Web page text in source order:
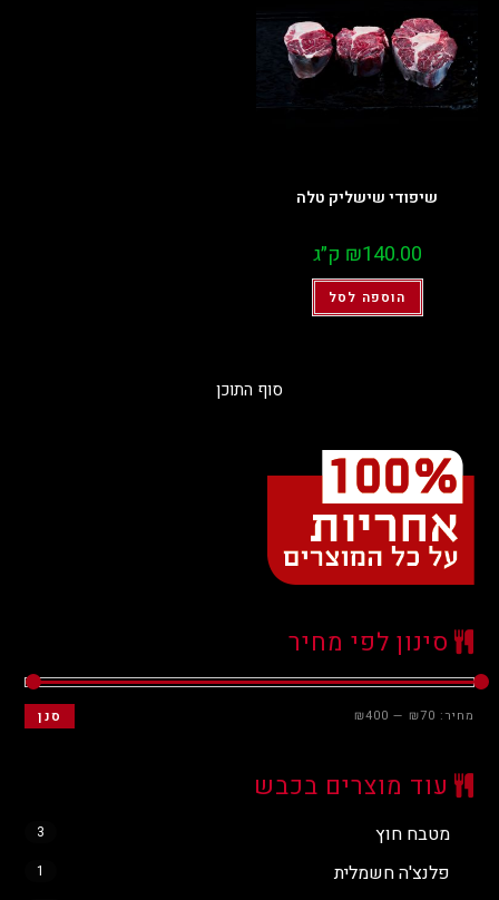
שיפודי שישליק טלה
₪140.00 ק״ג
הוספה לסל
סוף התוכן
סינון לפי מחיר
סנן מחיר: ₪70
—
₪400
עוד מוצרים בכבש
מטבח חוץ 3
פלנצ'ה חשמלית 1